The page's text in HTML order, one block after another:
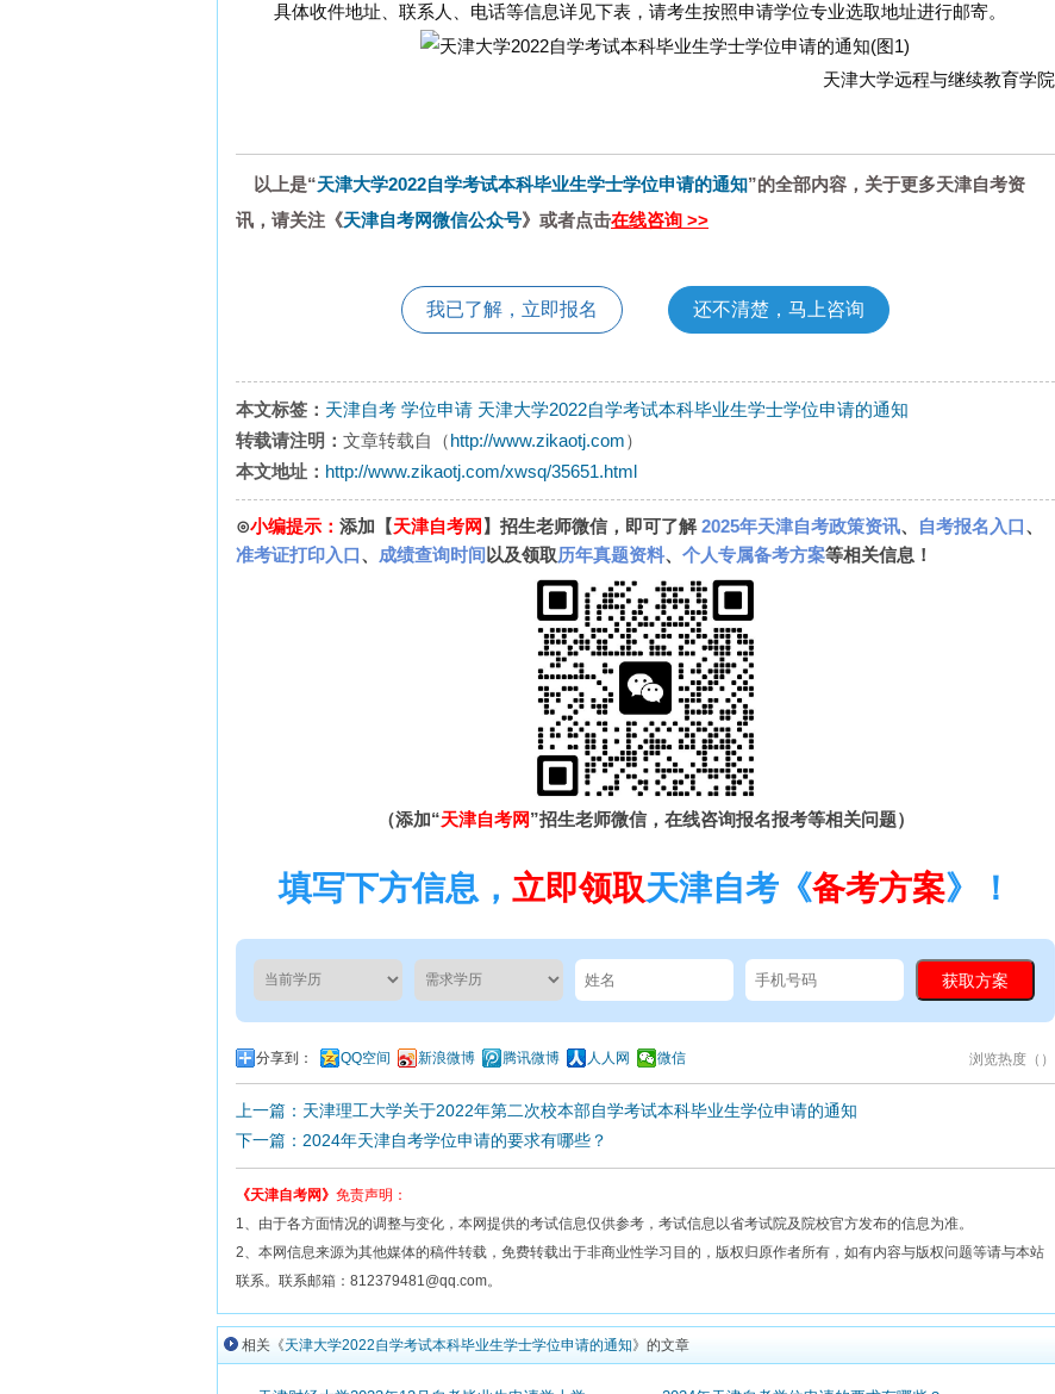
具体收件地址、联系人、电话等信息详见下表，请考生按照申请学位专业选取地址进行邮寄。
天津大学远程与继续教育学院
以上是“天津大学2022自学考试本科毕业生学士学位申请的通知”的全部内容，关于更多天津自考资
讯，请关注《天津自考网微信公众号》或者点击在线咨询 >>
我已了解，立即报名 还不清楚，马上咨询
本文标签： 天津自考 学位申请 天津大学2022自学考试本科毕业生学士学位申请的通知
转载请注明： 文章转载自（http://www.zikaotj.com）
本文地址： http://www.zikaotj.com/xwsq/35651.html
⊙小编提示： 添加【天津自考网 】招生老师微信，即可了解2025年天津自考政策资讯、 自考报名入口、
准考证打印入口、 成绩查询时间 以及领取历年真题资料、 个人专属备考方案等相关信息！
（添加“天津自考网”招生老师微信，在线咨询报名报考等相关问题）
填写下方信息， 立即领取天津自考《备考方案》！
分享到： QQ空间 新浪微博 腾讯微博 人人网 微信 浏览热度（ ）
上一篇：天津理工大学关于2022年第二次校本部自学考试本科毕业生学位申请的通知
下一篇：2024年天津自考学位申请的要求有哪些？
《天津自考网》 免责声明：
1、由于各方面情况的调整与变化，本网提供的考试信息仅供参考，考试信息以省考试院及院校官方发布的信息为准。
2、本网信息来源为其他媒体的稿件转载，免费转载出于非商业性学习目的，版权归原作者所有，如有内容与版权问题等请与本站
联系。联系邮箱：812379481@qq.com。
相关《天津大学2022自学考试本科毕业生学士学位申请的通知》的文章